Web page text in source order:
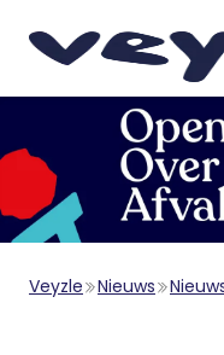
Veyzle Nieuws